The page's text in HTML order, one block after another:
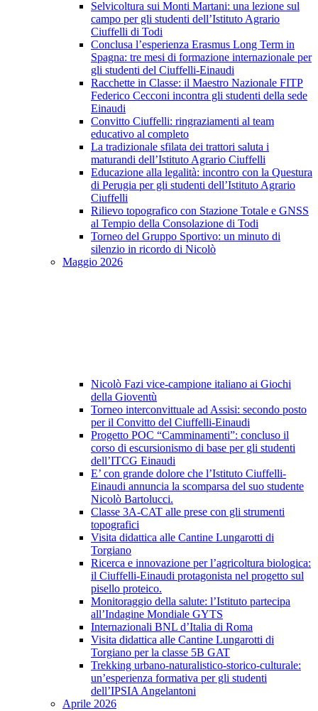
Selvicoltura sui Monti Martani: una lezione sul
campo per gli studenti dell’Istituto Agrario
Ciuffelli di Todi
Conclusa l’esperienza Erasmus Long Term in
Spagna: tre mesi di formazione internazionale per
gli studenti del Ciuffelli-Einaudi
Racchette in Classe: il Maestro Nazionale FITP
Federico Cecconi incontra gli studenti della sede
Einaudi
Convitto Ciuffelli: ringraziamenti al team
educativo al completo
La tradizionale sfilata dei trattori saluta i
maturandi dell’Istituto Agrario Ciuffelli
Educazione alla legalità: incontro con la Questura
di Perugia per gli studenti dell’Istituto Agrario
Ciuffelli
Rilievo topografico con Stazione Totale e GNSS
al Tempio della Consolazione di Todi
Torneo del Gruppo Sportivo: un minuto di
silenzio in ricordo di Nicolò
Maggio 2026
Nicolò Fazi vice-campione italiano ai Giochi
della Gioventù
Torneo interconvittuale ad Assisi: secondo posto
per il Convitto del Ciuffelli-Einaudi
Progetto POC “Camminamenti”: concluso il
corso di escursionismo di base per gli studenti
dell’ITCG Einaudi
E’ con grande dolore che l’Istituto Ciuffelli-
Einaudi annuncia la scomparsa del suo studente
Nicolò Bartolucci.
Classe 3A-CAT alle prese con gli strumenti
topografici
Visita didattica alle Cantine Lungarotti di
Torgiano
Ricerca e innovazione per l’agricoltura biologica:
il Ciuffelli-Einaudi protagonista nel progetto sul
pisello proteico.
Monitoraggio della salute: l’Istituto partecipa
all’Indagine Mondiale GYTS
Internazionali BNL d’Italia di Roma
Visita didattica alle Cantine Lungarotti di
Torgiano per la classe 5B GAT
Trekking urbano-naturalistico-storico-culturale:
un’esperienza formativa per gli studenti
dell’IPSIA Angelantoni
Aprile 2026